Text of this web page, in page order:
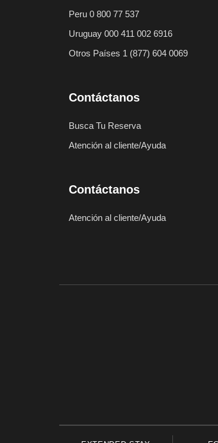
Peru 0 800 77 537
Uruguay 000 411 002 6916
Otros Países 1 (877) 604 0069
Contáctanos
Busca Tu Reserva
Atención al cliente/Ayuda
Contáctanos
Atención al cliente/Ayuda